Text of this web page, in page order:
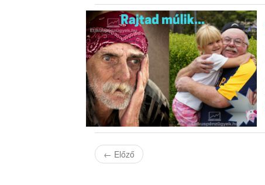
← Előző